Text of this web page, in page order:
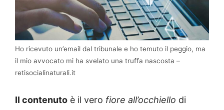
Ho ricevuto un’email dal tribunale e ho temuto il peggio, ma
il mio avvocato mi ha svelato una truffa nascosta –
retisocialinaturali.it
Il contenuto è il vero fiore all’occhiello di